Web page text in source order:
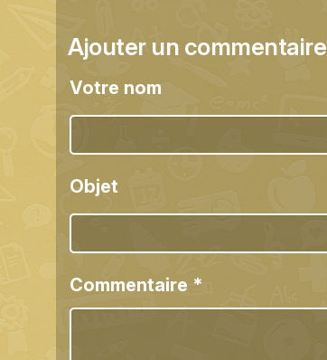
Ajouter un commentaire
Votre nom
Objet
Commentaire *